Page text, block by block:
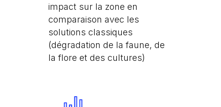
impact sur la zone en
comparaison avec les
solutions classiques
(dégradation de la faune, de
la flore et des cultures)